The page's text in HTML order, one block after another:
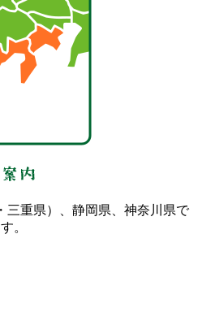
三重県）、静岡県、神奈川県で
。